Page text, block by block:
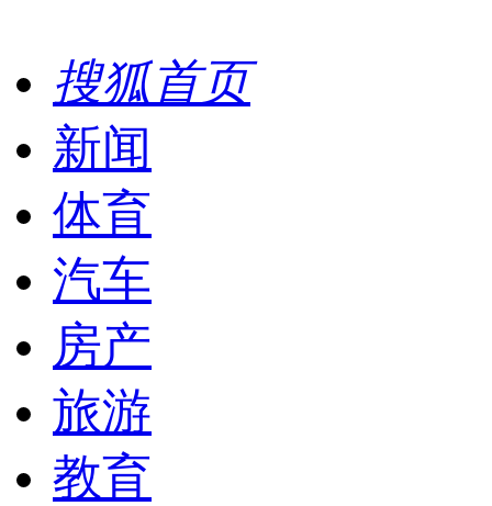
搜狐首页
新闻
体育
汽车
房产
旅游
教育